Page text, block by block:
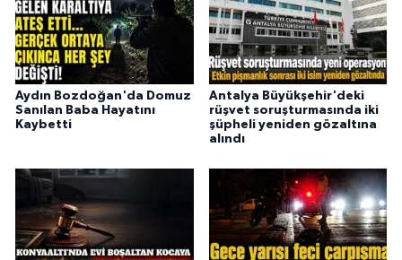
Aydın Bozdoğan'da Domuz
Sanılan Baba Hayatını
Kaybetti
Antalya Büyükşehir'deki
rüşvet soruşturmasında iki
şüpheli yeniden gözaltına
alındı